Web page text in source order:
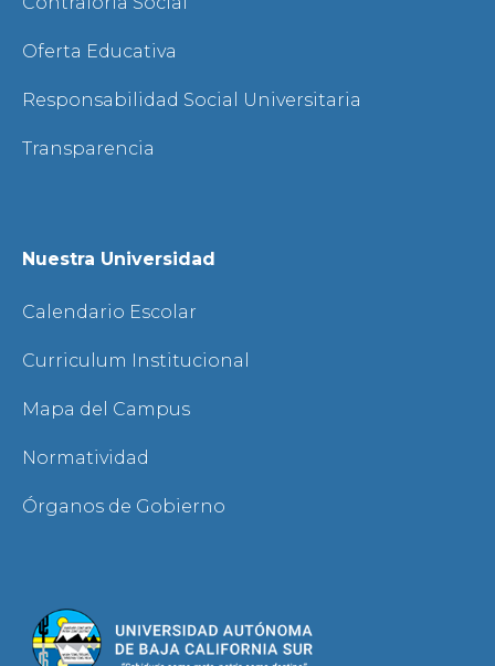
Oferta Educativa
Responsabilidad Social Universitaria
Transparencia
Nuestra Universidad
Calendario Escolar
Curriculum Institucional
Mapa del Campus
Normatividad
Órganos de Gobierno